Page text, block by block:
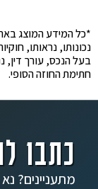
נכונותו, נראותו,
בעל הנכס, עורך דין,
חתימת החוזה הסופי.
כתבו
מתעניינים?